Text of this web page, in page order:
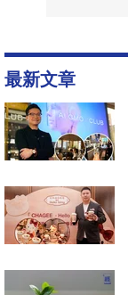
最新文章